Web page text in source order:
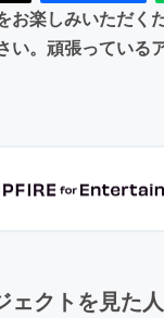
お楽しみいただく
い。頑張っている
ェクトを見た